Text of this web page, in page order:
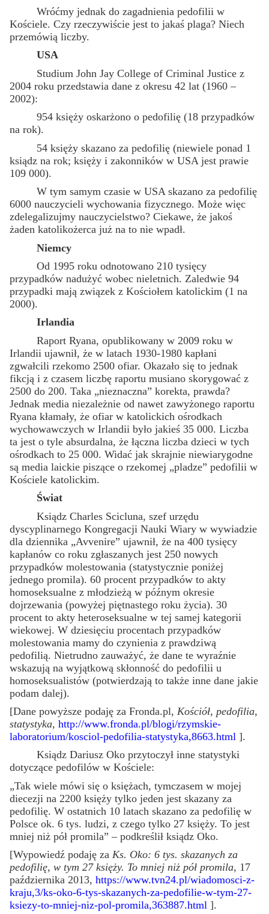
Wróćmy jednak do zagadnienia pedofilii w
Kościele. Czy rzeczywiście jest to jakaś plaga? Niech
przemówią liczby.
USA
Studium John Jay College of Criminal Justice z
2004 roku przedstawia dane z okresu 42 lat (1960 –
2002):
954 księży oskarżono o pedofilię (18 przypadków
na rok).
54 księży skazano za pedofilię (niewiele ponad 1
ksiądz na rok; księży i zakonników w USA jest prawie
109 000).
W tym samym czasie w USA skazano za pedofilię
6000 nauczycieli wychowania fizycznego. Może więc
zdelegalizujmy nauczycielstwo? Ciekawe, że jakoś
żaden katolikożerca już na to nie wpadł.
Niemcy
Od 1995 roku odnotowano 210 tysięcy
przypadków nadużyć wobec nieletnich. Zaledwie 94
przypadki mają związek z Kościołem katolickim (1 na
2000).
Irlandia
Raport Ryana, opublikowany w 2009 roku w
Irlandii ujawnił, że w latach 1930-1980 kapłani
zgwałcili rzekomo 2500 ofiar. Okazało się to jednak
fikcją i z czasem liczbę raportu musiano skorygować z
2500 do 200. Taka „nieznaczna” korekta, prawda?
Jednak media niezależnie od nawet zawyżonego raportu
Ryana kłamały, że ofiar w katolickich ośrodkach
wychowawczych w Irlandii było jakieś 35 000. Liczba
ta jest o tyle absurdalna, że łączna liczba dzieci w tych
ośrodkach to 25 000. Widać jak skrajnie niewiarygodne
są media laickie piszące o rzekomej „pladze” pedofilii w
Kościele katolickim.
Świat
Ksiądz Charles Scicluna, szef urzędu
dyscyplinarnego Kongregacji Nauki Wiary w wywiadzie
dla dziennika „Avvenire” ujawnił, że na 400 tysięcy
kapłanów co roku zgłaszanych jest 250 nowych
przypadków molestowania (statystycznie poniżej
jednego promila). 60 procent przypadków to akty
homoseksualne z młodzieżą w późnym okresie
dojrzewania (powyżej piętnastego roku życia). 30
procent to akty heteroseksualne w tej samej kategorii
wiekowej. W dziesięciu procentach przypadków
molestowania mamy do czynienia z prawdziwą
pedofilią. Nietrudno zauważyć, że dane te wyraźnie
wskazują na wyjątkową skłonność do pedofilii u
homoseksualistów (potwierdzają to także inne dane jakie
podam dalej).
[Dane powyższe podaję za Fronda.pl, Kościół, pedofilia,
statystyka,http://www.fronda.pl/blogi/rzymskie-
laboratorium/kosciol-pedofilia-statystyka,8663.html ].
Ksiądz Dariusz Oko przytoczył inne statystyki
dotyczące pedofilów w Kościele:
„Tak wiele mówi się o księżach, tymczasem w mojej
diecezji na 2200 księży tylko jeden jest skazany za
pedofilię. W ostatnich 10 latach skazano za pedofilię w
Polsce ok. 6 tys. ludzi, z czego tylko 27 księży. To jest
mniej niż pół promila” – podkreślił ksiądz Oko.
[Wypowiedź podaję zaKs. Oko: 6 tys. skazanych za
pedofilię, w tym 27 księży. To mniej niż pół promila, 17
października 2013,https://www.tvn24.pl/wiadomosci-z-
kraju,3/ks-oko-6-tys-skazanych-za-pedofilie-w-tym-27-
ksiezy-to-mniej-niz-pol-promila,363887.html ].